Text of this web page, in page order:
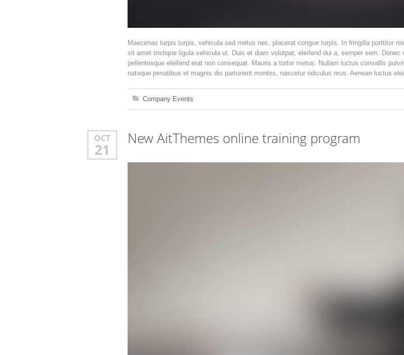
Maecenas turpis turpis, vehicula sed metus nec, placerat congue turpis. In fringilla porttitor
sit amet tristique ligula vehicula ut. Duis et diam volutpat, eleifend dui a, semper sem.
pellentesque eleifend erat non consequat. Mauris a tortor metus. Nullam luctus convallis
natoque penatibus et magnis dis parturient montes, nascetur ridiculus mus. Aenean luctus
Company Events
OCT
21
New AitThemes online training program